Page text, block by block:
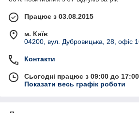
Працює з 03.08.2015
м. Київ
04200, вул. Дубровицька, 28, офіс
Контакти
Сьогодні працює з 09:00 до 17:00
Показати весь графік роботи